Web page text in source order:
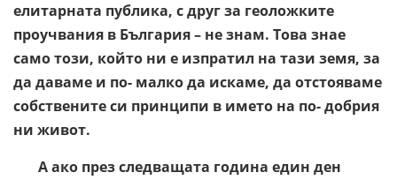
елитарната публика, с друг за геоложките
проучвания в България – не знам. Това знае
само този, който ни е изпратил на тази земя, за
да даваме и по- малко да искаме, да отстояваме
собствените си принципи в името на по- добрия
ни живот.
А ако през следващата година един ден